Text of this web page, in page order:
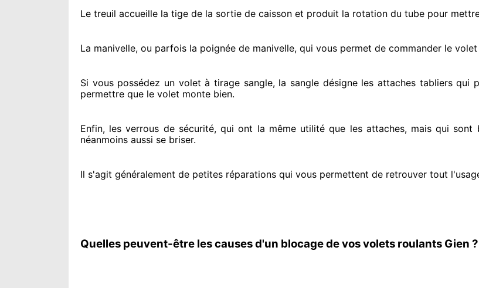
Le treuil accueille la tige de la sortie de caisson et produit la rotation du tube pour
La manivelle, ou parfois la poignée de manivelle, qui vous permet de commander le
Si vous possédez un volet à tirage sangle, la sangle désigneles attaches tabliers qui
permettre que le volet monte bien.
Enfin, les verrous de sécurité, qui ont la même utilité que les attaches, mais qui sont
néanmoins aussi se briser.
Il s'agit généralement de petites réparations qui vous permettent de retrouver tout
Quelles peuvent-être les causes d'un blocage de vos volets roulants Gien ?